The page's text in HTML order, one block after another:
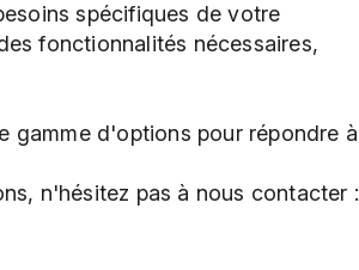
spécifiques de votre
fonctionnalités nécessaires,
gamme d'options pour répondre à
n'hésitez pas à nous contacter :